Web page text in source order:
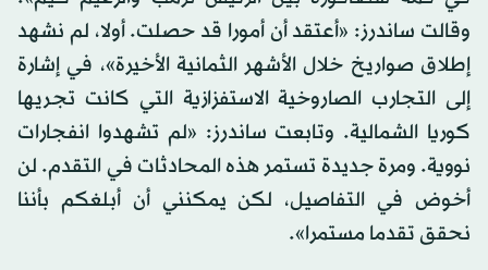
وقالت ساندرز: «أعتقد أن أمورا قد حصلت. أولا، لم نشهد
إطلاق صواريخ خلال الأشهر الثمانية الأخيرة»، في إشارة
إلى التجارب الصاروخية الاستفزازية التي كانت تجريها
كوريا الشمالية. وتابعت ساندرز: «لم تشهدوا انفجارات
نووية. ومرة جديدة تستمر هذه المحادثات في التقدم. لن
أخوض في التفاصيل، لكن يمكنني أن أبلغكم بأننا
نحقق تقدما مستمرا».